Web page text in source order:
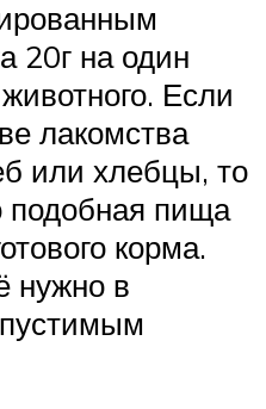
20г на один
Если
лакомства
или хлебцы, то
подобная пища
корма.
нужно в